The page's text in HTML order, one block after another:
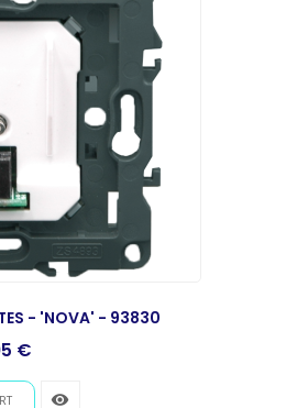
- 'NOVA' - 93830
€
remove_red_eye